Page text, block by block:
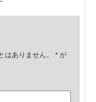
はありません。 * が